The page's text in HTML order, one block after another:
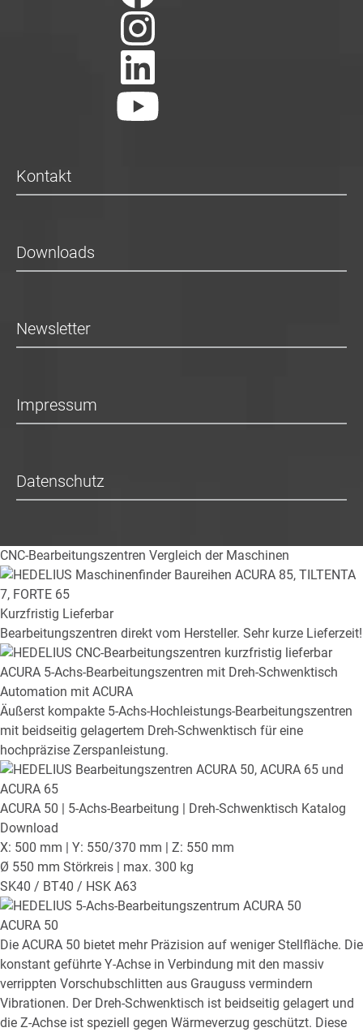
Kontakt
Downloads
Newsletter
Impressum
Datenschutz
CNC-Bearbeitungszentren Vergleich der Maschinen
Kurzfristig Lieferbar
Bearbeitungszentren direkt vom Hersteller. Sehr kurze Lieferzeit!
ACURA 5-Achs-Bearbeitungszentren mit Dreh-Schwenktisch
Automation mit ACURA
Äußerst kompakte 5-Achs-Hochleistungs-Bearbeitungszentren
mit beidseitig gelagertem Dreh-Schwenktisch für eine
hochpräzise Zerspanleistung.
ACURA 50 | 5-Achs-Bearbeitung | Dreh-Schwenktisch Katalog
Download
X: 500 mm | Y: 550/370 mm | Z: 550 mm
Ø 550 mm Störkreis | max. 300 kg
SK40 / BT40 / HSK A63
ACURA 50
Die ACURA 50 bietet mehr Präzision auf weniger Stellfläche. Die
konstant geführte Y-Achse in Verbindung mit den massiv
verrippten Vorschubschlitten aus Grauguss vermindern
Vibrationen. Der Dreh-Schwenktisch ist beidseitig gelagert und
die Z-Achse ist speziell gegen Wärmeverzug geschützt. Diese